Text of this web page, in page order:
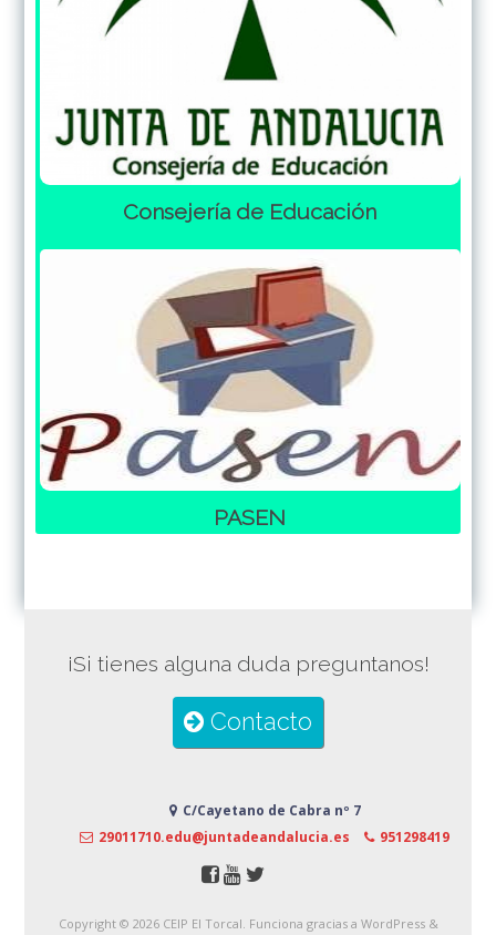
Consejería de Educación
PASEN
¡Si tienes alguna duda preguntanos!
Contacto
C/Cayetano de Cabra nº 7
29011710.edu@juntadeandalucia.es
951298419
Copyright © 2026 CEIP El Torcal. Funciona gracias a WordPress&